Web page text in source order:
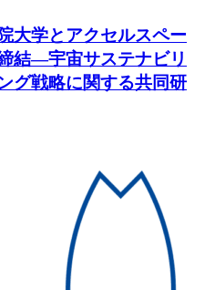
大学とアクセルスペー
結―宇宙サステナビリ
グ戦略に関する共同研